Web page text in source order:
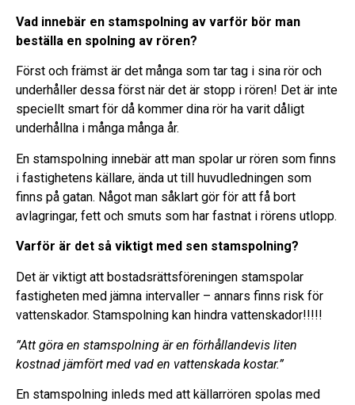
Vad innebär en stamspolning av varför bör man
beställa en spolning av rören?
Först och främst är det många som tar tag i sina rör och
underhåller dessa först när det är stopp i rören! Det är inte
speciellt smart för då kommer dina rör ha varit dåligt
underhållna i många många år.
En stamspolning innebär att man spolar ur rören som finns
i fastighetens källare, ända ut till huvudledningen som
finns på gatan. Något man såklart gör för att få bort
avlagringar, fett och smuts som har fastnat i rörens utlopp.
Varför är det så viktigt med sen stamspolning?
Det är viktigt att bostadsrättsföreningen stamspolar
fastigheten med jämna intervaller – annars finns risk för
vattenskador. Stamspolning kan hindra vattenskador!!!!!
”Att göra en stamspolning är en förhållandevis liten
kostnad jämfört med vad en vattenskada kostar.”
En stamspolning inleds med att källarrören spolas med